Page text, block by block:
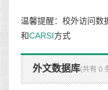
温馨提醒：校外访问数
和CARSI方式
外文数据库(共有 0